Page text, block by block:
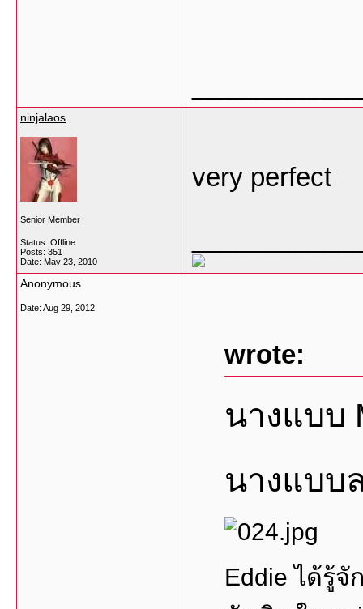
ninjalaos
Senior Member
Status: Offline
Posts: 351
Date: May 23, 2010
very perfect
Anonymous
Date: Aug 29, 2012
wrote:
นางแบบ
นางแบบ
Eddie ได้รู้